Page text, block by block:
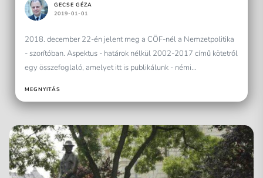
GECSE GÉZA
2019-01-01
2018. december 22-én jelent meg a CÖF-nél a Nemzetpolitika
- szorítóban. Aspektus - határok nélkül 2002-2017 című kötetről
egy összefoglaló, amelyet itt is publikálunk - némi...
MEGNYITÁS